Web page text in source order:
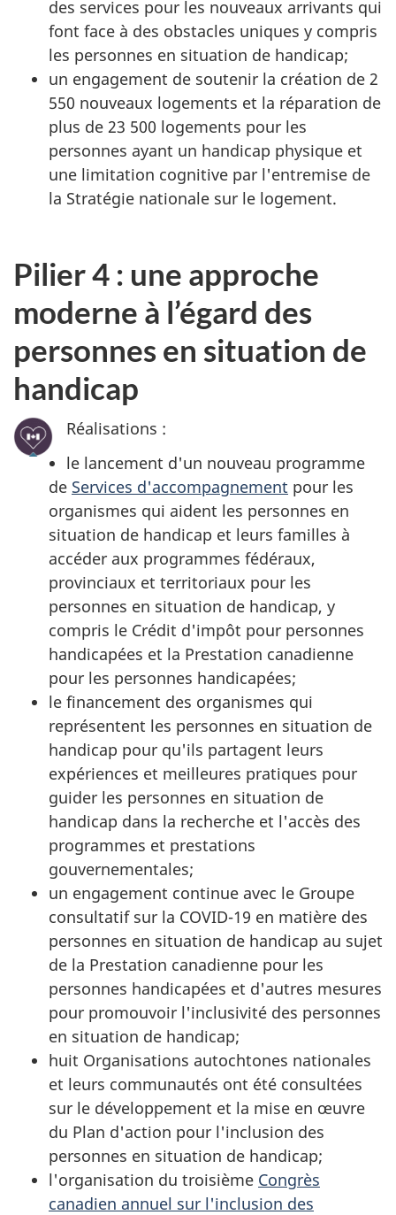
des services pour les nouveaux arrivants qui
font face à des obstacles uniques y compris
les personnes en situation de handicap;
un engagement de soutenir la création de 2
550 nouveaux logements et la réparation de
plus de 23 500 logements pour les
personnes ayant un handicap physique et
une limitation cognitive par l'entremise de
la Stratégie nationale sur le logement.
Pilier 4 : une approche
moderne à l’égard des
personnes en situation de
handicap
Réalisations :
le lancement d'un nouveau programme
de Services d'accompagnement pour les
organismes qui aident les personnes en
situation de handicap et leurs familles à
accéder aux programmes fédéraux,
provinciaux et territoriaux pour les
personnes en situation de handicap, y
compris le Crédit d'impôt pour personnes
handicapées et la Prestation canadienne
pour les personnes handicapées;
le financement des organismes qui
représentent les personnes en situation de
handicap pour qu'ils partagent leurs
expériences et meilleures pratiques pour
guider les personnes en situation de
handicap dans la recherche et l'accès des
programmes et prestations
gouvernementales;
un engagement continue avec le Groupe
consultatif sur la COVID-19 en matière des
personnes en situation de handicap au sujet
de la Prestation canadienne pour les
personnes handicapées et d'autres mesures
pour promouvoir l'inclusivité des personnes
en situation de handicap;
huit Organisations autochtones nationales
et leurs communautés ont été consultées
sur le développement et la mise en œuvre
du Plan d'action pour l'inclusion des
personnes en situation de handicap;
l'organisation du troisième Congrès
canadien annuel sur l'inclusion des